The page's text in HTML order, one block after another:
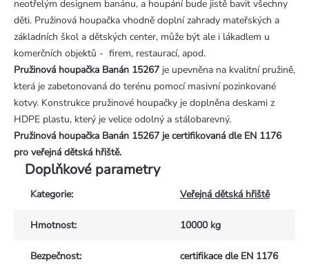
neotřelým designem banánu, a houpání bude jistě bavit všechny
děti. Pružinová houpačka vhodně doplní zahrady mateřských a
základních škol a dětských center, může být ale i lákadlem u
komerčních objektů - firem, restaurací, apod.
Pružinová houpačka Banán 15267 je upevněna na kvalitní pružině,
která je zabetonovaná do terénu pomocí masivní pozinkované
kotvy. Konstrukce pružinové houpačky je doplněna deskami z
HDPE plastu, který je velice odolný a stálobarevný.
Pružinová houpačka Banán 15267 je certifikovaná dle EN 1176
pro veřejná dětská hřiště.
Doplňkové parametry
Kategorie: Veřejná dětská hřiště
Hmotnost: 10000 kg
Bezpečnost: certifikace dle EN 1176